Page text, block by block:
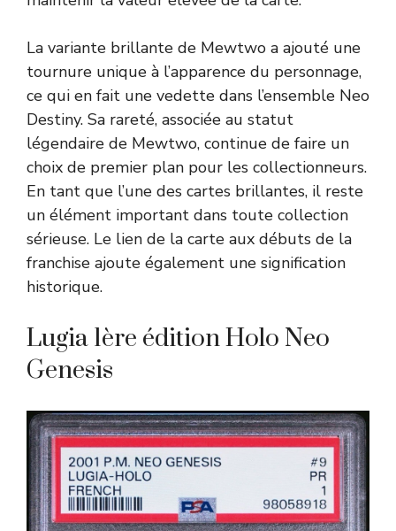
La variante brillante de Mewtwo a ajouté une
tournure unique à l’apparence du personnage,
ce qui en fait une vedette dans l’ensemble Neo
Destiny. Sa rareté, associée au statut
légendaire de Mewtwo, continue de faire un
choix de premier plan pour les collectionneurs.
En tant que l’une des cartes brillantes, il reste
un élément important dans toute collection
sérieuse. Le lien de la carte aux débuts de la
franchise ajoute également une signification
historique.
Lugia 1ère édition Holo Neo
Genesis